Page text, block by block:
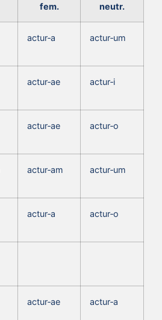
fem. neutr.
actur‑a actur‑um
actur‑ae actur‑i
actur‑ae actur‑o
actur‑am actur‑um
actur‑a actur‑o
actur‑ae actur‑a